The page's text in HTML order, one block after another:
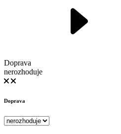
Doprava
nerozhoduje
Doprava